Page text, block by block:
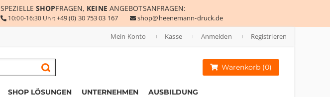
SPEZIELLE SHOPFRAGEN, KEINE ANGEBOTSANFRAGEN:
10:00-16:30 Uhr:+49 (0) 30 753 03 167 shop@heenemann-druck.de
Mein Konto Kasse Anmelden Registrieren
Warenkorb (0)
SHOP LÖSUNGEN UNTERNEHMEN AUSBILDUNG